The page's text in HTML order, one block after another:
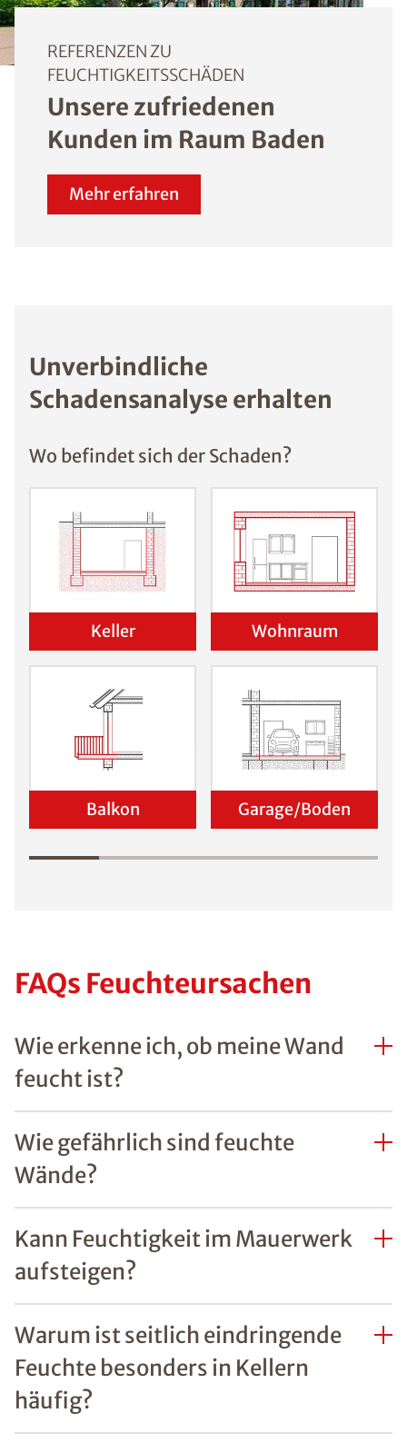
REFERENZEN ZU
FEUCHTIGKEITSSCHÄDEN
Unsere zufriedenen
Kunden im Raum Baden
Mehr erfahren
Unverbindliche
Schadensanalyse erhalten
Wo befindet sich der Schaden?
Keller Wohnraum
Balkon Garage/Boden
FAQs Feuchteursachen
Wie erkenne ich, ob meine Wand
feucht ist?
Wie gefährlich sind feuchte
Wände?
Kann Feuchtigkeit im Mauerwerk
aufsteigen?
Warum ist seitlich eindringende
Feuchte besonders in Kellern
häufig?